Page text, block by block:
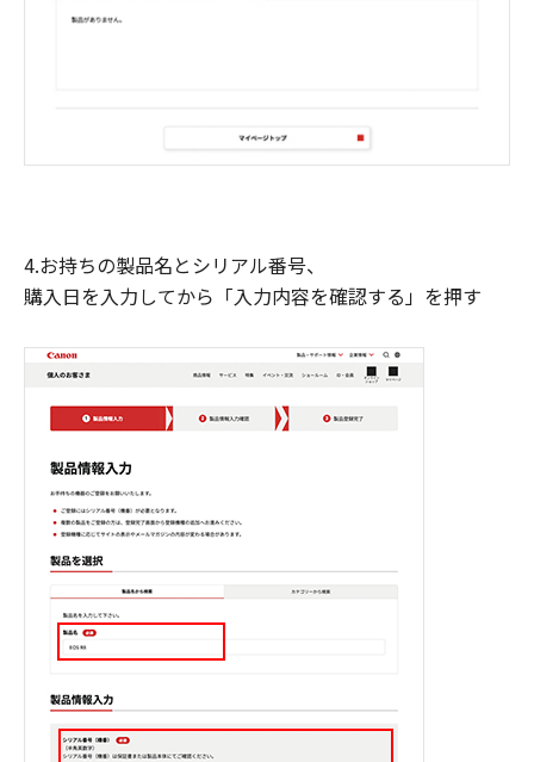
4.お持ちの製品名とシリアル番号、
購入日を入力してから「入力内容を確認する」を押す